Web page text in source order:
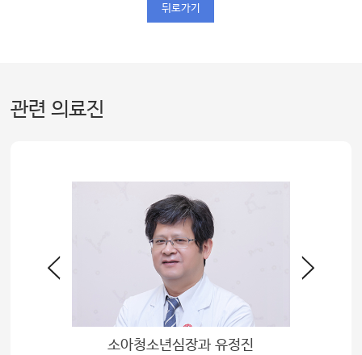
뒤로가기
관련 의료진
소아청소년심장과 유정진